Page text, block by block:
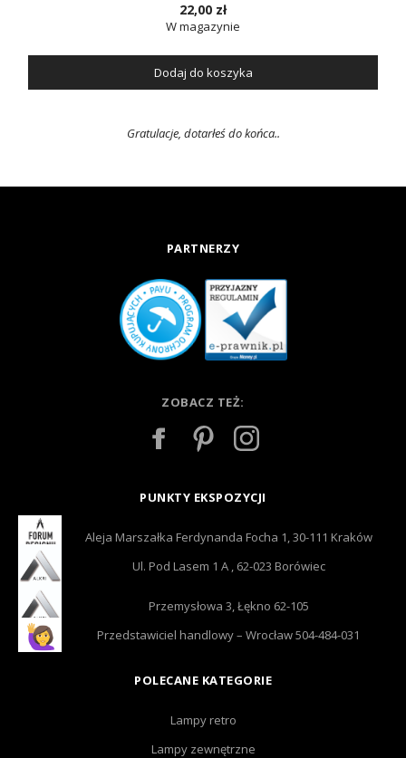
22,00 zł
W magazynie
Dodaj do koszyka
Gratulacje, dotarłeś do końca..
PARTNERZY
ZOBACZ TEŻ:
PUNKTY EKSPOZYCJI
Aleja Marszałka Ferdynanda Focha 1, 30-111 Kraków
Ul. Pod Lasem 1 A , 62-023 Borówiec
Przemysłowa 3, Łękno 62-105
Przedstawiciel handlowy – Wrocław 504-484-031
POLECANE KATEGORIE
Lampy retro
Lampy zewnętrzne